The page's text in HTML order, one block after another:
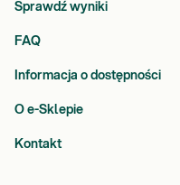
Sprawdź wyniki
FAQ
Informacja o dostępności
O e-Sklepie
Kontakt